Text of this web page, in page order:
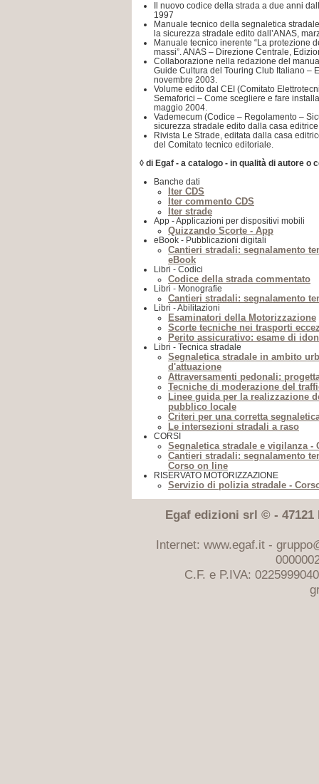
Il nuovo codice della strada a due anni
1997
Manuale tecnico della segnaletica
la sicurezza stradale edito dall’ANAS,
Manuale tecnico inerente “La protezione
massi”. ANAS – Direzione Centrale,
Collaborazione nella redazione del
Guide Cultura del Touring Club Italiano –
novembre 2003.
Volume edito dal CEI (Comitato
Semaforici – Come scegliere e fare
maggio 2004.
Vademecum (Codice – Regolamento –
sicurezza stradale edito dalla casa
Rivista Le Strade, editata dalla casa
del Comitato tecnico editoriale.
◊ di Egaf - a catalogo - in qualità di autore o
Banche dati
Iter CDS
Iter commento CDS
Iter strade
App - Applicazioni per dispositivi mobili
Quizzando Scorte - App
eBook - Pubblicazioni digitali
Cantieri stradali: segnalamento
eBook
Libri - Codici
Codice della strada commentato
Libri - Monografie
Cantieri stradali: segnalamento
Libri - Abilitazioni
Esaminatori della Motorizzazione
Scorte tecniche nei trasporti
Perito assicurativo: esame di
Libri - Tecnica stradale
Segnaletica stradale in ambito
d'attuazione
Attraversamenti pedonali:
Tecniche di moderazione del
Linee guida per la realizzazione
pubblico locale
Criteri per una corretta
Le intersezioni stradali a raso
CORSI
Segnaletica stradale e vigilanza -
Cantieri stradali: segnalamento
Corso on line
RISERVATO MOTORIZZAZIONE
Servizio di polizia stradale -
Egaf edizioni srl © - 47121
Internet: www.egaf.it -
C.F. e P.IVA: